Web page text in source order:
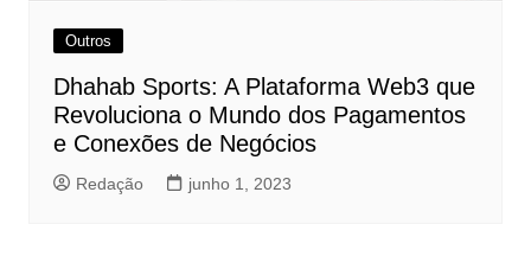
Outros
Dhahab Sports: A Plataforma Web3 que
Revoluciona o Mundo dos Pagamentos
e Conexões de Negócios
Redação junho 1, 2023